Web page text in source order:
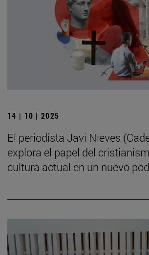
14 | 10 | 2025
El periodista Javi Nieves
explora el papel del
cultura actual en un nuevo